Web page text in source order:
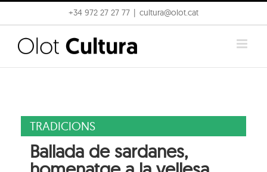
to
content
+34 972 27 27 77 cultura@olot.cat
TRADICIONS
Ballada de sardanes,